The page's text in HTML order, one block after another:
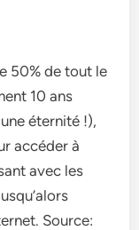
50% de tout le
10 ans
éternité !),
accéder à
avec les
Source: